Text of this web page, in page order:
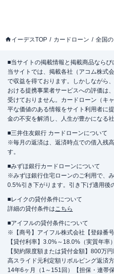
ATM営業時間
土曜：
日祝 ：
ATM 〇
駐車場 ✕
住所
さんプラ
名称
アイフル
約コーナー
営業時間
ATM営業時間
平日：-
土曜：-
日祝：-
ATM ✕
イーデスTOP カードローン 全国
■当サイトの掲載情報と掲載商品なら
当サイトでは、掲載各社（アコム株式
で収益を得ております。しかしながら
おける提携事業者サービスへの評価は
受けておりません。カードローン（キ
平な価値のある情報をサイト利用者に
金の不安を解消し、人生が豊かになる
■三井住友銀行 カードローンについて
※毎月の返済は、返済時点での借入残
す。
■みずほ銀行カードローンについて
※みずほ銀行住宅ローンのご利用で、
0.5%引き下がります。引き下げ適用後
■レイクの貸付条件について
詳細の貸付条件はこちら
■アイフルの貸付条件について
※【商号】アイフル株式会社【登録番
【貸付利率】3.0%～18.0%（実質年率
【契約限度額または貸付金額】800万
高スライド元利定額リボルビング返済
14年6ヶ月（1～151回）【担保・連帯